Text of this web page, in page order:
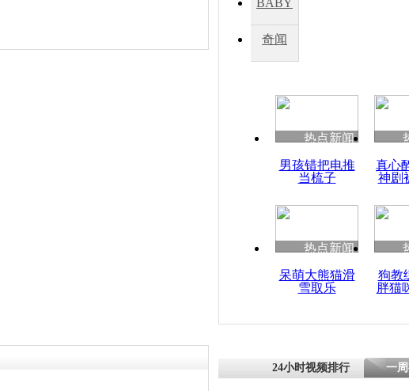
秀
奇闻
热点新闻
男孩错把电推
当梳子
真心
神剧
热点新闻
呆萌大熊猫滑
雪取乐
狗教
胖猫
24小时视频排行 一